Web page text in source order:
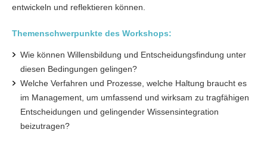
entwickeln und reflektieren können.
Themenschwerpunkte des Workshops:
Wie können Willensbildung und Entscheidungsfindung unter
diesen Bedingungen gelingen?
Welche Verfahren und Prozesse, welche Haltung braucht es
im Management, um umfassend und wirksam zu tragfähigen
Entscheidungen und gelingender Wissensintegration
beizutragen?